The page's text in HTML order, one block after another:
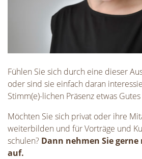
Fühlen Sie sich durch eine dieser
oder sind sie einfach daran
Stimm(e)-lichen Präsenz etwas
Möchten Sie sich privat oder ihre
weiterbilden und für Vorträge und
schulen? Dann nehmen Sie
auf.